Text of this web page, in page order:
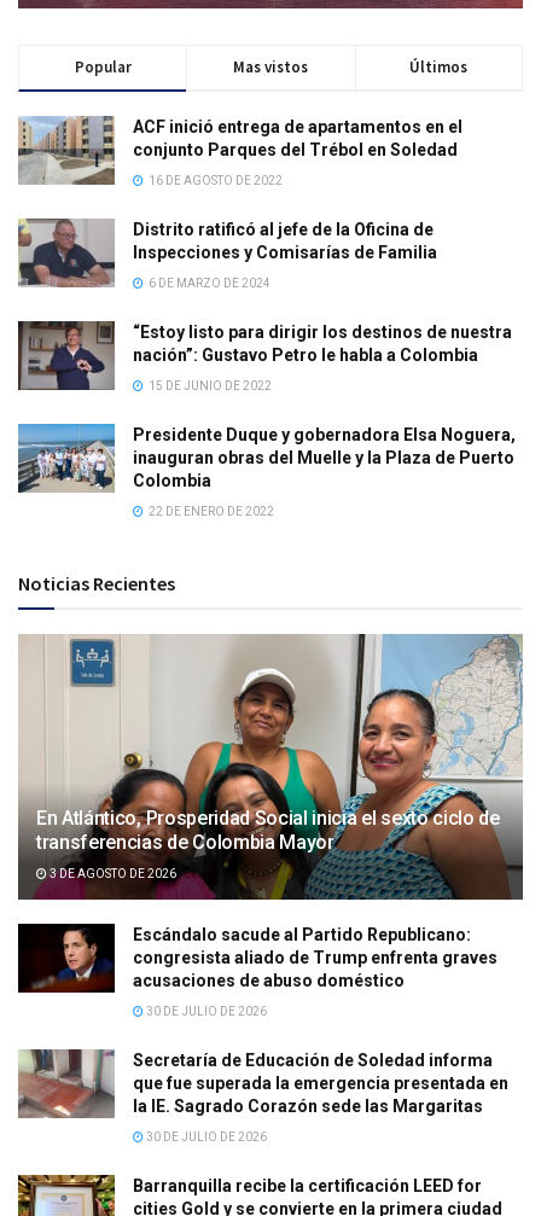
Popular Mas vistos Últimos
ACF inició entrega de apartamentos en el
conjunto Parques del Trébol en Soledad
16 DE AGOSTO DE 2022
Distrito ratificó al jefe de la Oficina de
Inspecciones y Comisarías de Familia
6 DE MARZO DE 2024
“Estoy listo para dirigir los destinos de nuestra
nación”: Gustavo Petro le habla a Colombia
15 DE JUNIO DE 2022
Presidente Duque y gobernadora Elsa Noguera,
inauguran obras del Muelle y la Plaza de Puerto
Colombia
22 DE ENERO DE 2022
Noticias Recientes
En Atlántico, Prosperidad Social inicia el sexto ciclo de
transferencias de Colombia Mayor
3 DE AGOSTO DE 2026
Escándalo sacude al Partido Republicano:
congresista aliado de Trump enfrenta graves
acusaciones de abuso doméstico
30 DE JULIO DE 2026
Secretaría de Educación de Soledad informa
que fue superada la emergencia presentada en
la IE. Sagrado Corazón sede las Margaritas
30 DE JULIO DE 2026
Barranquilla recibe la certificación LEED for
cities Gold y se convierte en la primera ciudad